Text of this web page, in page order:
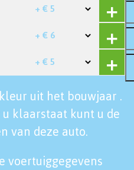
+ € 5
+ € 6
+ € 5
uit het bouwjaar .
klaarstaat kunt u de
van deze auto.
voertuiggegevens